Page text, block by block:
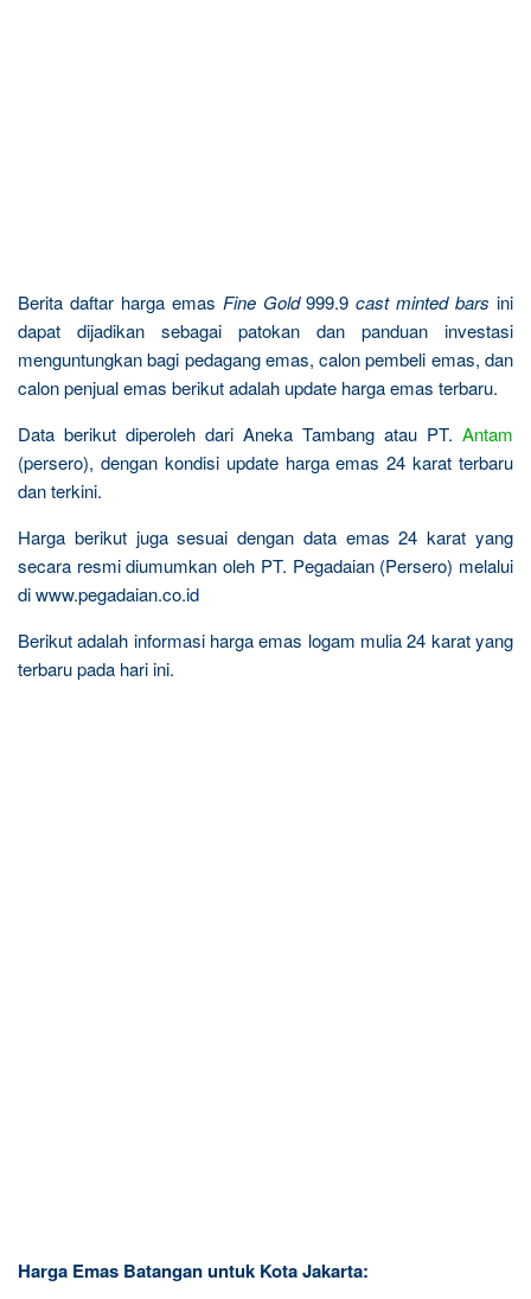
Berita daftar harga emas Fine Gold999.9cast minted barsini
dapat dijadikan sebagai patokan dan panduan investasi
menguntungkan bagi pedagang emas, calon pembeli emas, dan
calon penjual emas berikut adalah update harga emas terbaru.
Data berikut diperoleh dari Aneka Tambang atau PT. Antam
(persero), dengan kondisi update harga emas 24 karat terbaru
dan terkini.
Harga berikut juga sesuai dengan data emas 24 karat yang
secara resmi diumumkan oleh PT. Pegadaian (Persero) melalui
di www.pegadaian.co.id
Berikut adalah informasi harga emas logam mulia 24 karat yang
terbaru pada hari ini.
Harga Emas Batangan untuk Kota Jakarta: